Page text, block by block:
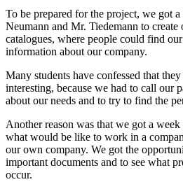
To be prepared for the project, we got
Neumann and Mr. Tiedemann to create
catalogues, where people could find
information about our company.
Many students have confessed that
interesting, because we had to call our
about our needs and to try to find the
Another reason was that we got a
what would be like to work in a
our own company. We got the
important documents and to see what
occur.